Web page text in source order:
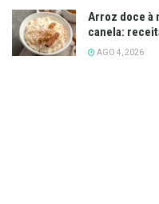
Arroz doce à
canela:
AGO 4, 2026